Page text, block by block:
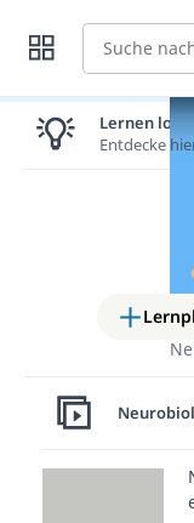
Suche
Lernen
Entdecke